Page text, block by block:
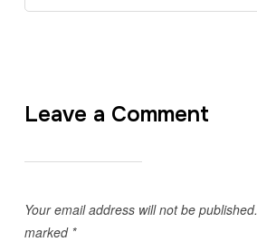
Leave a Comment
Your email address will not be published.
marked *